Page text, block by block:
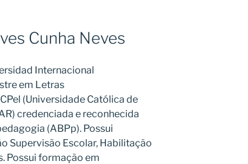
Cunha Neves
Internacional
em Letras
(Universidade Católica de
credenciada e reconhecida
(ABPp). Possui
Supervisão Escolar, Habilitação
Possui formação em